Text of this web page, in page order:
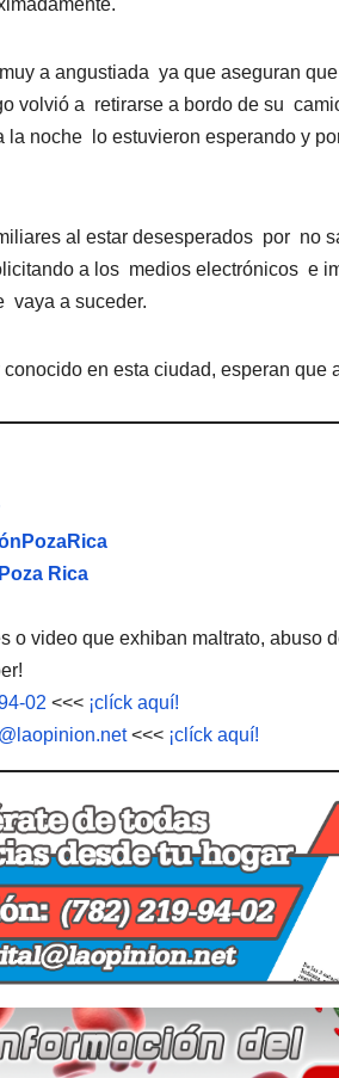
a angustiada ya que aseguran
volvió a retirarse a bordo de su
la noche lo estuvieron esperando y
al estar desesperados por no
a los medios electrónicos
vaya a suceder.
en esta ciudad, esperan que
Rica
o video que exhiban maltrato, abuso
02 <<< ¡clíck aquí!
<<< ¡clíck aquí!